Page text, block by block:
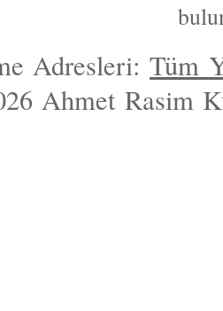
Adresleri:Tüm
Ahmet Rasim